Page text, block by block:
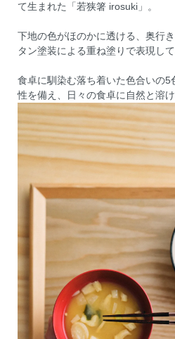
て生まれた「若狭箸 irosuki」。
下地の色がほのかに透ける、奥行
タン塗装による重ね塗りで表現して
食卓に馴染む落ち着いた色合いの5
性を備え、日々の食卓に自然と溶